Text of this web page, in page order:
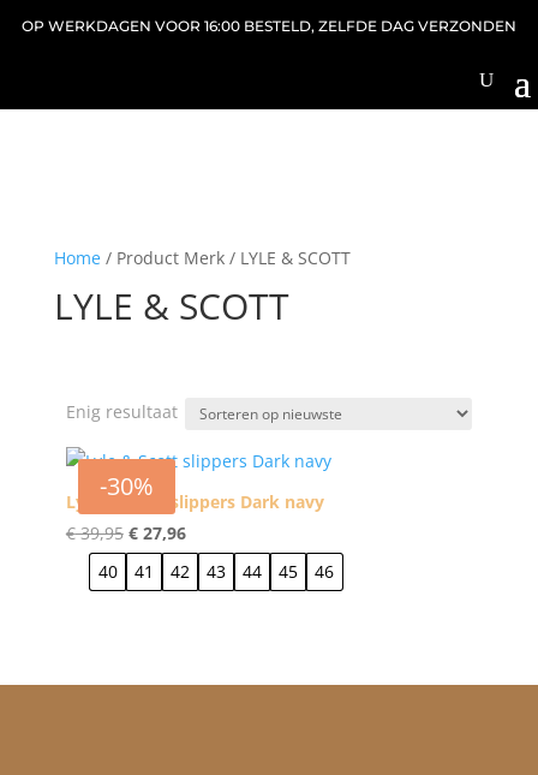
OP WERKDAGEN VOOR 16:00 BESTELD, ZELFDE DAG VERZONDEN
Home/ Product Merk / LYLE & SCOTT
LYLE & SCOTT
Enig resultaat
-30%
Lyle & Scott slippers Dark navy
€39,95 Oorspronkelijke
prijs
was:
€27,96Huidige
prijs
is:
40 41 42 43 44 45 46